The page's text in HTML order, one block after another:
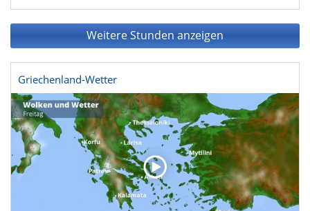
Weitere Stunden anzeigen
Griechenland-Wetter